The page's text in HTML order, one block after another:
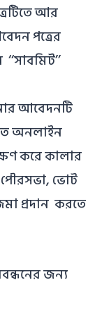
আর
পত্রের
আবেদনটি
অনলাইন
করে কালার
ভোট
প্রদান করতে
জন্য